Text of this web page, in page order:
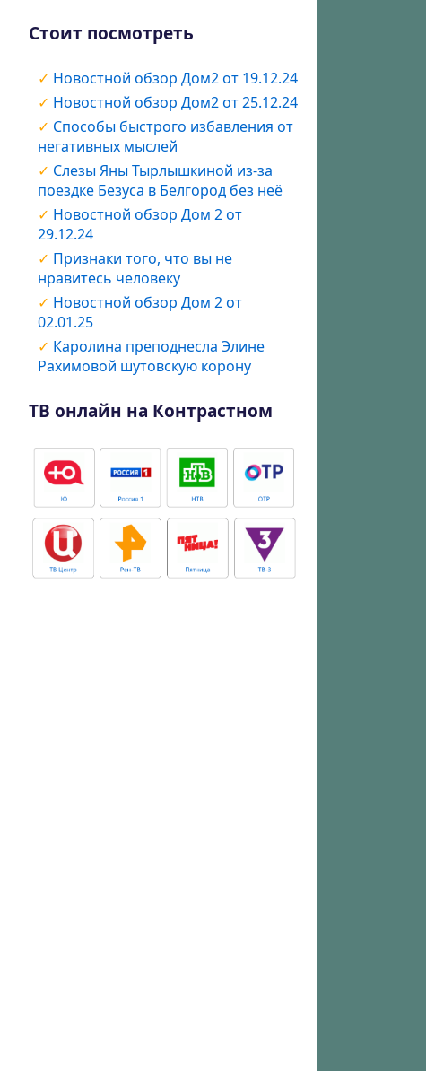
Стоит посмотреть
Новостной обзор Дом2 от 19.12.24
Новостной обзор Дом2 от 25.12.24
Способы быстрого избавления от
негативных мыслей
Слезы Яны Тырлышкиной из-за
поездке Безуса в Белгород без неё
Новостной обзор Дом 2 от
29.12.24
Признаки того, что вы не
нравитесь человеку
Новостной обзор Дом 2 от
02.01.25
Каролина преподнесла Элине
Рахимовой шутовскую корону
ТВ онлайн на Контрастном